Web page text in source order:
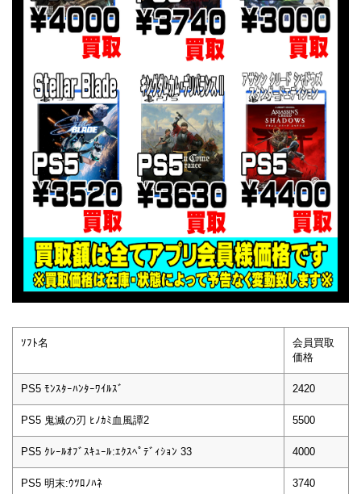
ｿﾌﾄ名
会員買取
価格
PS5 ﾓﾝｽﾀｰﾊﾝﾀｰﾜｲﾙｽﾞ 2420
PS5 鬼滅の刃 ﾋﾉｶﾐ血風譚2 5500
PS5 ｸﾚｰﾙｵﾌﾞｽｷｭｰﾙ:ｴｸｽﾍﾟﾃﾞｨｼｮﾝ 33 4000
PS5 明末:ｳﾂﾛﾉﾊﾈ 3740